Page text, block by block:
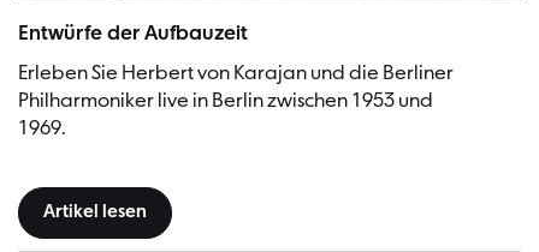
Entwürfe der Aufbauzeit
Erleben Sie Herbert von Karajan und die Berliner
Philharmoniker live in Berlin zwischen 1953 und
1969.
Artikel lesen